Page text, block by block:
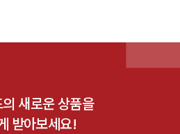
새로운 상품을
받아보세요!